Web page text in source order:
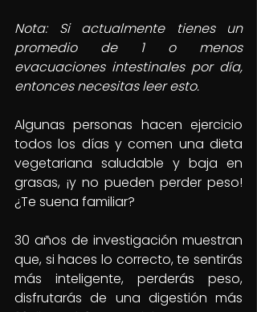
Nota: Si actualmente tienes un
promedio de 1 o menos
evacuaciones intestinales por día,
entonces necesitas leer esto.
Algunas personas hacen ejercicio
todos los días y comen una dieta
vegetariana saludable y baja en
grasas, ¡y no pueden perder peso!
¿Te suena familiar?
30 años de investigación muestran
que, si haces lo correcto, te sentirás
más inteligente, perderás peso,
disfrutarás de una digestión más